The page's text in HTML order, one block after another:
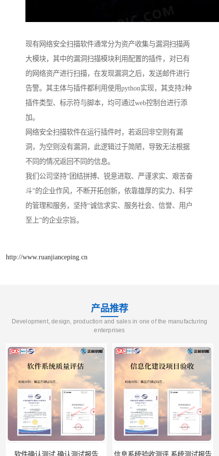
现有网络安全扫描软件通常分为资产收集与漏洞扫描两
大模块，其中的漏洞扫描模块利用配置的插件，对已有
的网络资产进行扫描，在发现漏洞之后，发送邮件进行
告警。其主体与插件都利用使用python实现，其支持2种
插件类型、标示符与脚本，均可通过web控制台进行添
加。
网络安全扫描软件在运行插件时，若返回非空则有漏
洞，为空则没有漏洞，此逻辑过于简陋，导致无法根据
不同的情况返回不同的信息。
我们公司坚持“团结拼搏、锐意进取、严谨求实、艰苦奋
斗”的企业作风，不断开拓创新，依靠雄厚的实力、科学
的管理和服务，坚持“诚信求实、服务社会、信誉、用户
至上”的企业宗旨。
http://www.ruanjianceping.cn
产品推荐
Development, design, production and sales in one of the manufacturing
enterprises
软件确认测试 确认测试报告 信息系统验收测评 系统测试报告